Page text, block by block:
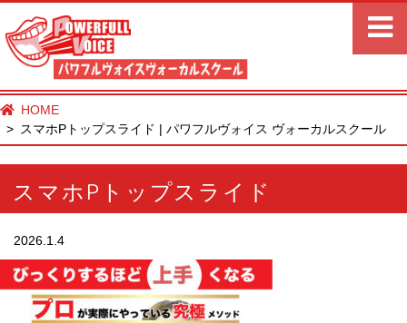
HOME
スマホPトップスライド | パワフルヴォイス ヴォーカルスクール
スマホPトップスライド
2026.1.4